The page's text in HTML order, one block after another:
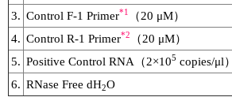
3. Control F-1 Primer*1 （20 μM）
4. Control R-1 Primer*2 （20 μM）
5. Positive Control RNA（2×105 copies/μl）
6. RNase Free dH2O